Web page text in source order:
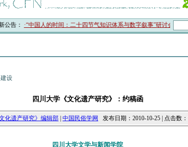
：·“中国人的时间：二十四节气知识体系与数字叙事”研讨会在京召开
设
四川大学《文化遗产研究》：约稿函
文化遗产研究》编辑部 中国民俗学网 发布日期：2010-10-25 | 点击数
四川大学文学与新闻学院